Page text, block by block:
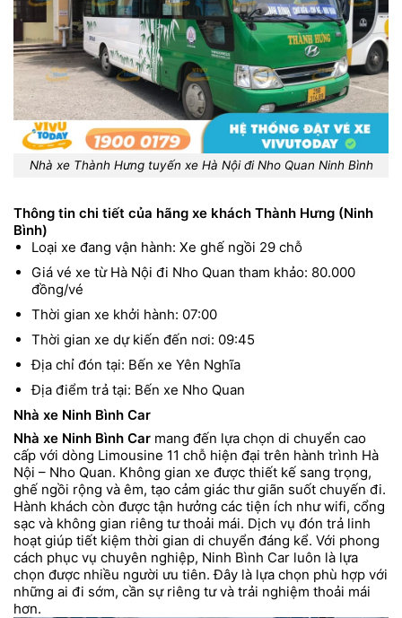
Nhà xe Thành Hưng tuyến xe Hà Nội đi Nho Quan Ninh Bình
Thông tin chi tiết của hãng xe khách Thành Hưng (Ninh
Bình)
Loại xe đang vận hành: Xe ghế ngồi 29 chỗ
Giá vé xe từ Hà Nội đi Nho Quan tham khảo: 80.000
đồng/vé
Thời gian xe khởi hành: 07:00
Thời gian xe dự kiến đến nơi: 09:45
Địa chỉ đón tại: Bến xe Yên Nghĩa
Địa điểm trả tại: Bến xe Nho Quan
Nhà xe Ninh Bình Car
Nhà xe Ninh Bình Car mang đến lựa chọn di chuyển cao
cấp với dòng Limousine 11 chỗ hiện đại trên hành trình Hà
Nội – Nho Quan. Không gian xe được thiết kế sang trọng,
ghế ngồi rộng và êm, tạo cảm giác thư giãn suốt chuyến đi.
Hành khách còn được tận hưởng các tiện ích như wifi, cổng
sạc và không gian riêng tư thoải mái. Dịch vụ đón trả linh
hoạt giúp tiết kiệm thời gian di chuyển đáng kể. Với phong
cách phục vụ chuyên nghiệp, Ninh Bình Car luôn là lựa
chọn được nhiều người ưu tiên. Đây là lựa chọn phù hợp với
những ai đi sớm, cần sự riêng tư và trải nghiệm thoải mái
hơn.